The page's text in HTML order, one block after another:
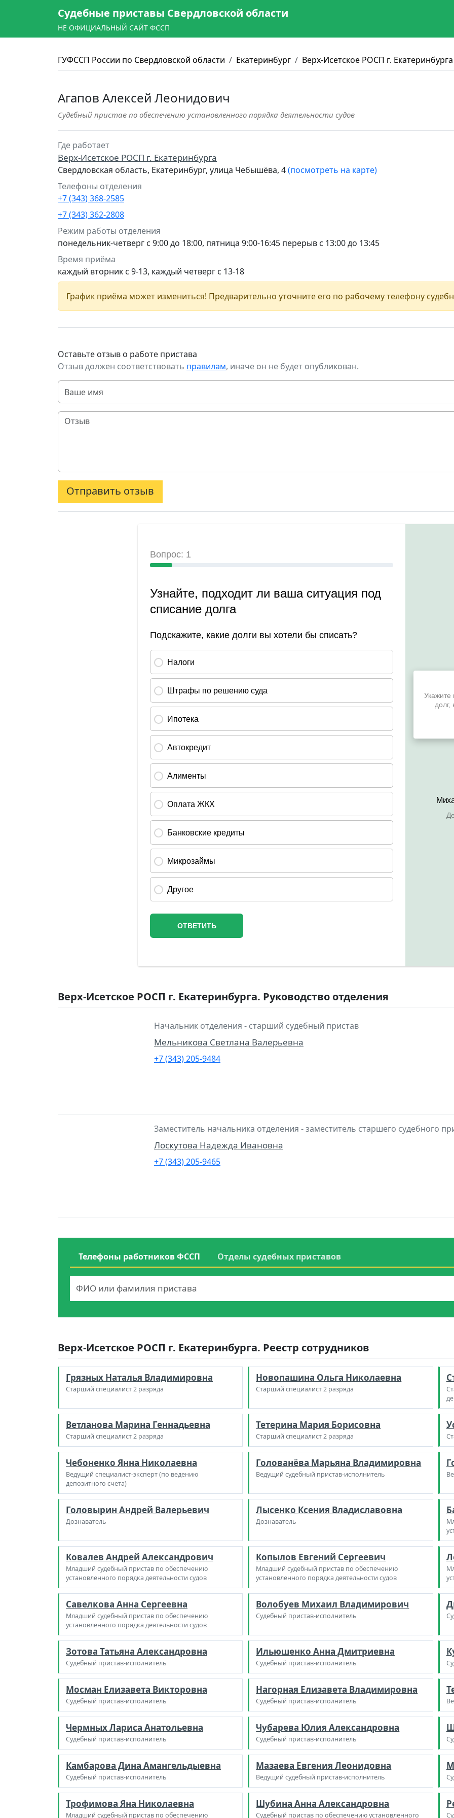
Судебные приставы Свердловской области
НЕ ОФИЦИАЛЬНЫЙ САЙТ ФССП
ГУФССП России по Свердловской области Екатеринбург Верх-Исетское РОСП г. Екатеринбурга
Агапов Алексей Леонидович
Судебный пристав по обеспечению установленного порядка деятельности судов
Где работает
Верх-Исетское РОСП г. Екатеринбурга
Свердловская область, Екатеринбург, улица Чебышёва, 4(посмотреть на карте)
Телефоны отделения
+7 (343) 368-2585
+7 (343) 362-2808
Режим работы отделения
понедельник-четверг с 9:00 до 18:00, пятница 9:00-16:45 перерыв с 13:00 до 13:45
Время приёма
каждый вторник с 9-13, каждый четверг с 13-18
График приёма может измениться! Предварительно уточните его по рабочему телефону
Оставьте отзыв о работе пристава
Отзыв должен соответствовать правилам, иначе он не будет опубликован.
Отправить отзыв
Верх-Исетское РОСП г. Екатеринбурга. Руководство отделения
Начальник отделения - старший судебный пристав
Мельникова Светлана Валерьевна
+7 (343) 205-9484
Заместитель начальника отделения - заместитель старшего судебного
Лоскутова Надежда Ивановна
+7 (343) 205-9465
Телефоны работников ФССП Отделы судебных приставов
Верх-Исетское РОСП г. Екатеринбурга. Реестр сотрудников
Грязных Наталья Владимировна
Старший специалист 2 разряда
Новопашина Ольга Николаевна
Старший специалист 2 разряда
Ветланова Марина Геннадьевна
Старший специалист 2 разряда
Тетерина Мария Борисовна
Старший специалист 2 разряда
Чебоненко Янна Николаевна
Ведущий специалист-эксперт (по ведению
депозитного счета)
Голованёва Марьяна Владимировна
Ведущий судебный пристав-исполнитель
Головырин Андрей Валерьевич
Дознаватель
Лысенко Ксения Владиславовна
Дознаватель
Ковалев Андрей Александрович
Младший судебный пристав по обеспечению
установленного порядка деятельности судов
Копылов Евгений Сергеевич
Младший судебный пристав по обеспечению
установленного порядка деятельности судов
Савелкова Анна Сергеевна
Младший судебный пристав по обеспечению
установленного порядка деятельности судов
Волобуев Михаил Владимирович
Судебный пристав-исполнитель
Зотова Татьяна Александровна
Судебный пристав-исполнитель
Ильюшенко Анна Дмитриевна
Судебный пристав-исполнитель
Мосман Елизавета Викторовна
Судебный пристав-исполнитель
Нагорная Елизавета Владимировна
Судебный пристав-исполнитель
Чермных Лариса Анатольевна
Судебный пристав-исполнитель
Чубарева Юлия Александровна
Судебный пристав-исполнитель
Камбарова Дина Амангельдыевна
Судебный пристав-исполнитель
Мазаева Евгения Леонидовна
Ведущий судебный пристав-исполнитель
Трофимова Яна Николаевна
Младший судебный пристав по обеспечению
Шубина Анна Александровна
Судебный пристав по обеспечению установленного